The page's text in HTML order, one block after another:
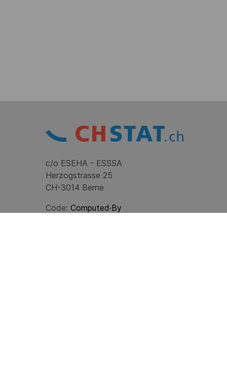
c/o ESEHA - ESSSA
Herzogstrasse 25
CH-3014 Berne
Code: Computed·By